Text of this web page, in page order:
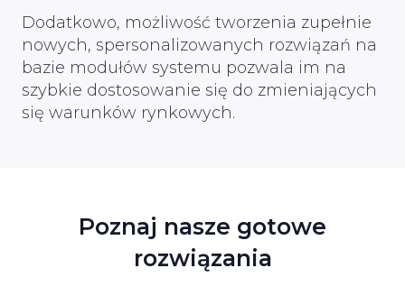
Dodatkowo, możliwość tworzenia zupełnie
nowych, spersonalizowanych rozwiązań na
bazie modułów systemu pozwala im na
szybkie dostosowanie się do zmieniających
się warunków rynkowych.
Poznaj nasze gotowe
rozwiązania